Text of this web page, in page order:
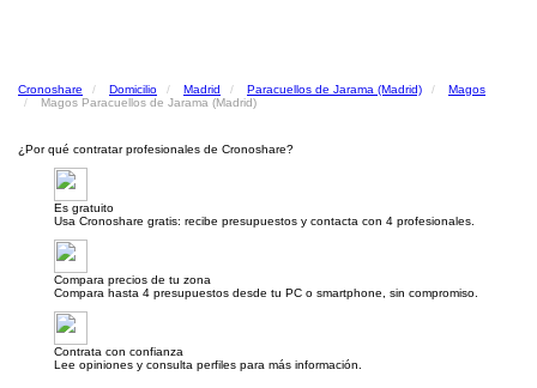
Cronoshare Domicilio Madrid Paracuellos de Jarama (Madrid)
Magos
Magos Paracuellos de Jarama (Madrid)
¿Por qué contratar profesionales de Cronoshare?
Es gratuito
Usa Cronoshare gratis: recibe presupuestos y contacta con 4 profesionales.
Compara precios de tu zona
Compara hasta 4 presupuestos desde tu PC o smartphone, sin compromiso.
Contrata con confianza
Lee opiniones y consulta perfiles para más información.